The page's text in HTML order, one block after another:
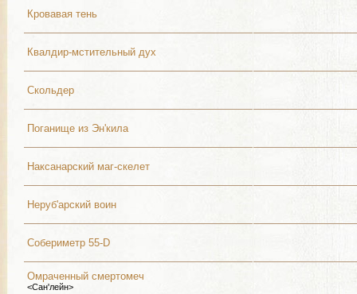
Кровавая тень
Квалдир-мстительный дух
Скольдер
Поганище из Эн'кила
Наксанарский маг-скелет
Неруб'арский воин
Собериметр 55-D
Омраченный смертомеч
<Сан'лейн>